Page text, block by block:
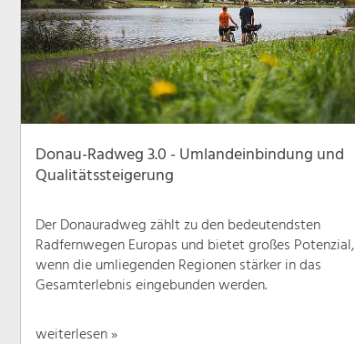
Donau-Radweg 3.0 - Umlandeinbindung und
Qualitätssteigerung
Der Donauradweg zählt zu den bedeutendsten
Radfernwegen Europas und bietet großes Potenzial,
wenn die umliegenden Regionen stärker in das
Gesamterlebnis eingebunden werden.
weiterlesen »